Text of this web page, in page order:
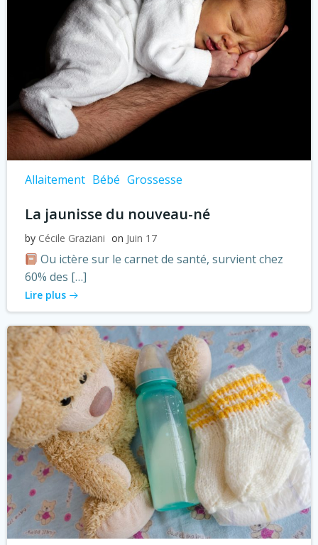
Allaitement Bébé Grossesse
La jaunisse du nouveau-né
by Cécile Graziani on Juin 17
Ou ictère sur le carnet de santé, survient chez
60% des […]
Lire plus